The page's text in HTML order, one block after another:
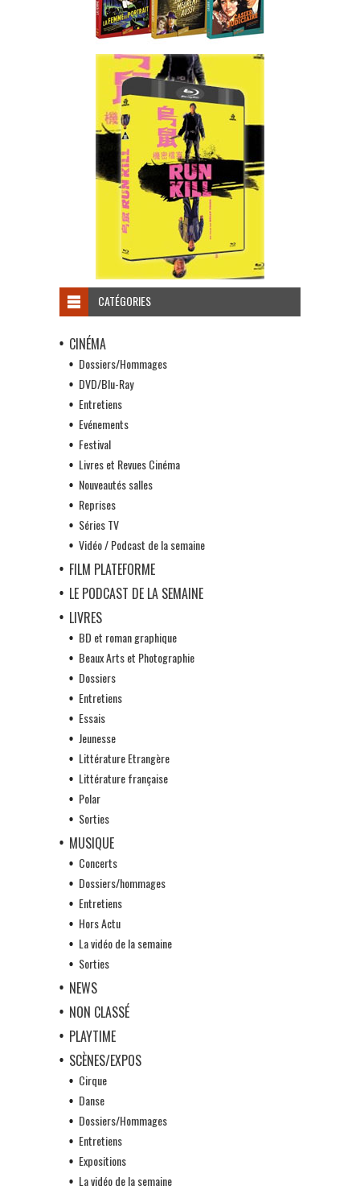
CATÉGORIES
CINÉMA
Dossiers/Hommages
DVD/Blu-Ray
Entretiens
Evénements
Festival
Livres et Revues Cinéma
Nouveautés salles
Reprises
Séries TV
Vidéo / Podcast de la semaine
FILM PLATEFORME
LE PODCAST DE LA SEMAINE
LIVRES
BD et roman graphique
Beaux Arts et Photographie
Dossiers
Entretiens
Essais
Jeunesse
Littérature Etrangère
Littérature française
Polar
Sorties
MUSIQUE
Concerts
Dossiers/hommages
Entretiens
Hors Actu
La vidéo de la semaine
Sorties
NEWS
NON CLASSÉ
PLAYTIME
SCÈNES/EXPOS
Cirque
Danse
Dossiers/Hommages
Entretiens
Expositions
La vidéo de la semaine